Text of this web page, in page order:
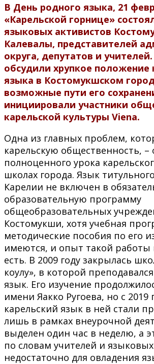
В День родного языка, 21
«Карельской горнице»
языковых активистов
Калевалы, представителей
округа, депутатов и
обсудили хрупкое положение
языка в Костомукшском
возможные пути его
инициировали участники
карельской культуры Viena.
Одна из главных проблем,
карельскую общественность, –
полноценного урока
школах города. Язык
Карелии не включен в
образовательную программу
общеобразовательных
Костомукши, хотя учебная
методические пособия по его
имеются, и опыт такой работы
есть. В 2009 году закрылась
коулу», в которой
язык. Его изучение
имени Яакко Ругоева, но с 2019
карельский язык в ней стали
лишь в рамках внеурочной
выделен один час в неделю, а
по словам учителей и
недостаточно для овладения